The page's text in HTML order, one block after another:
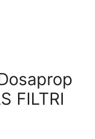
FILTRI